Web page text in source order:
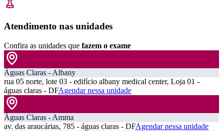
Atendimento nas unidades
Confira as unidades que fazem o exame
Águas Claras - Albany
rua 05 norte, lote 03 - edifício albany medical center, Loja 01 -
águas claras - DFAgendar nessa unidade
Águas Claras - Amma
av. das araucárias, 785 - águas claras - DFAgendar nessa unidade